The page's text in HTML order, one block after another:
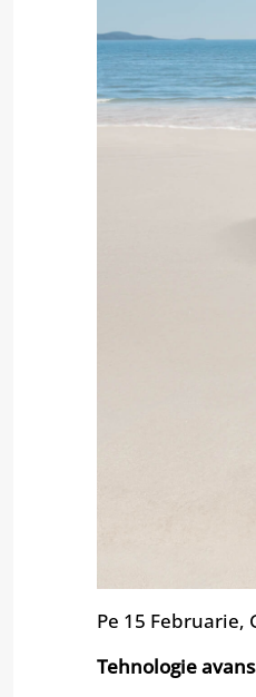
Pe 15 Februarie,
Tehnologie